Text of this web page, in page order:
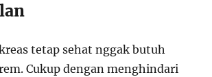
tetap sehat nggak butuh
Cukup dengan menghindari